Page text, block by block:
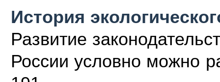
История
Развитие
России условно можно